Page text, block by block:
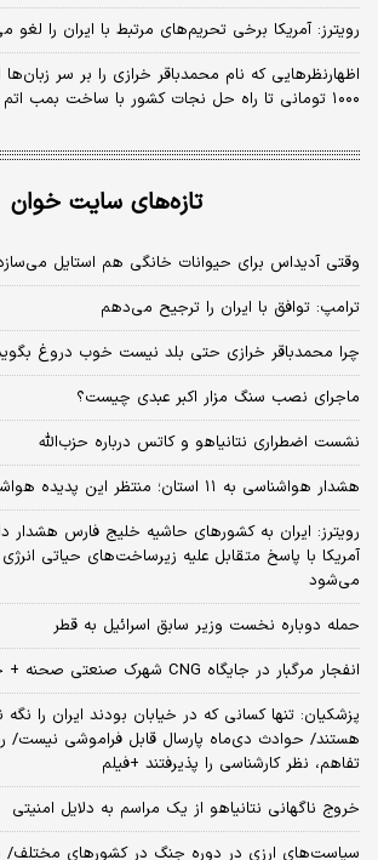
رویترز: آمریکا برخی تحریم‌های مرتبط با ایران را لغو
اظهارنظرهایی که نام محمدباقر خرازی را بر سر
۱۰۰۰ تومانی تا راه حل نجات کشور با ساخت بمب اتم و شلیک آن!
تازه‌های سایت خوان
وقتی آدیداس برای حیوانات خانگی هم استایل
ترامپ: توافق با ایران را ترجیح می‌دهم
چرا محمدباقر خرازی حتی بلد نیست خوب دروغ
ماجرای نصب سنگ مزار اکبر عبدی چیست؟
نشست اضطراری نتانیاهو و کاتس درباره حزب‌الله
هشدار هواشناسی به ۱۱ استان؛ منتظر این پدیده هواشناسی باشید
رویترز: ایران به کشورهای حاشیه خلیج فارس هشدار
آمریکا با پاسخ متقابل علیه زیرساخت‌های حیاتی
می‌شود
حمله دوباره نخست وزیر سابق اسرائیل به قطر
انفجار مرگبار در جایگاه CNG شهرک صنعتی صحنه + جزئیات
پزشکیان: تنها کسانی که در خیابان بودند ایران را
هستند/ حوادث دی‌ماه پارسال قابل فراموشی نیست/
تفاهم، نظر کارشناسی را پذیرفتند +فیلم
خروج ناگهانی نتانیاهو از یک مراسم به دلایل امنیتی
سیاست‌های ارزی در دوره جنگ در کشورهای مختلف/